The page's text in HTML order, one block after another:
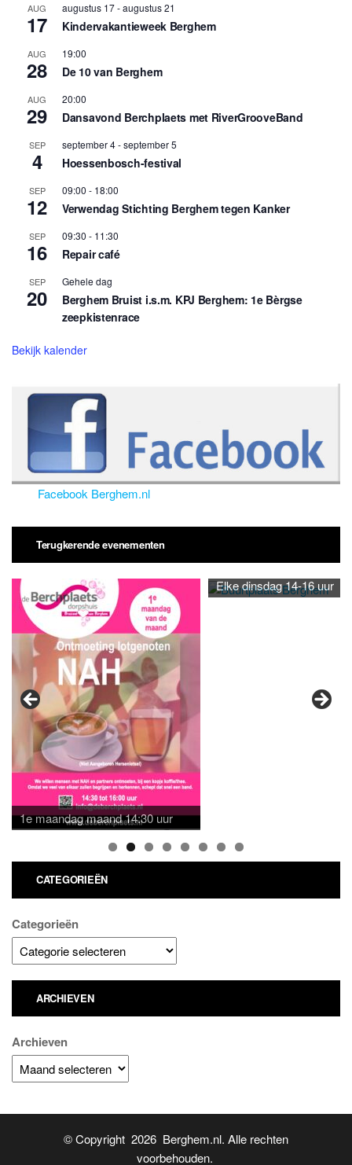
AUG
17
augustus 17-augustus 21
Kindervakantieweek Berghem
AUG
28
19:00
De 10 van Berghem
AUG
29
20:00
Dansavond Berchplaets met RiverGrooveBand
SEP
4
september 4-september 5
Hoessenbosch-festival
SEP
12
09:00 - 18:00
Verwendag Stichting Berghem tegen Kanker
SEP
16
09:30 - 11:30
Repair café
SEP
20
Gehele dag
Berghem Bruist i.s.m. KPJ Berghem: 1e Bèrgse
zeepkistenrace
Bekijk kalender
Facebook Berghem.nl
Terugkerende evenementen
1e maandag maand 14:30 uur
Elke dinsdag 14-16 uur
CATEGORIEËN
Categorieën
ARCHIEVEN
Archieven
© Copyright 2026 Berghem.nl. Alle rechten
voorbehouden.